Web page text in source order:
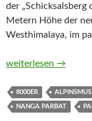
der „Schicksalsberg
Metern Höhe der
Westhimalaya, im
Nanga Parbat von
weiterlesen →
8000ER ALPINSMUS
NANGA PARBAT